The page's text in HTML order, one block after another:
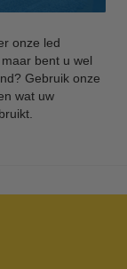
onze led
bent u wel
Gebruik onze
wat uw